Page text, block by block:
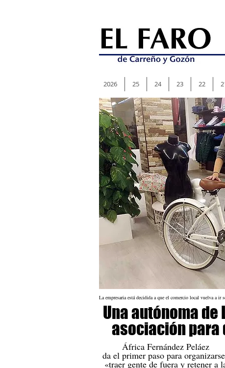
La empresaria está decidida a que el comercio local vuelva a ir
Una autónoma
asociación para
África Fernández Peláez
da el primer paso para
«traer gente de fuera y retener a
2026 25 24 23 22